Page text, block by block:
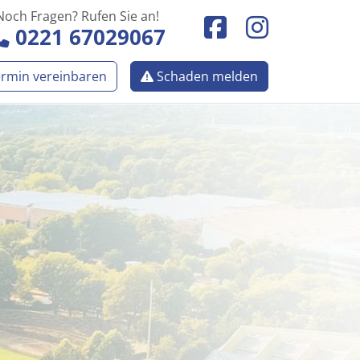
Fragen? Rufen Sie an!
0221 67029067
vereinbaren Schaden melden